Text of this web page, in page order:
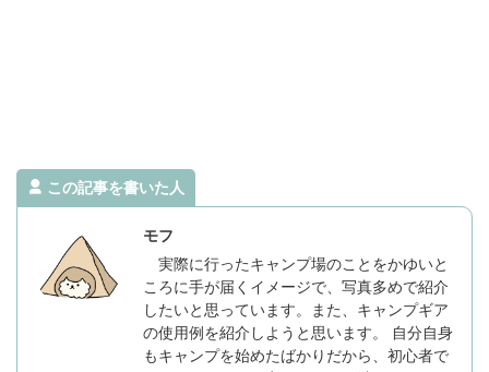
この記事を書いた人
モフ
実際に行ったキャンプ場のことをかゆいと
ころに手が届くイメージで、写真多めで紹介
したいと思っています。また、キャンプギア
の使用例を紹介しようと思います。 自分自身
もキャンプを始めたばかりだから、初心者で